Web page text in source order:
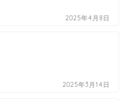
2025年4月8日
2025年3月14日